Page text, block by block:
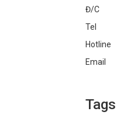
Đ/C : Số
Tel :
Hotline
Email :
Tags